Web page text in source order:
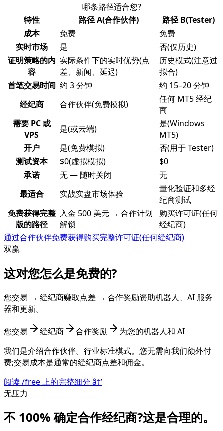
哪条路径适合您?
特性
路径 A(合作伙伴)
路径 B(Tester)
成本
免费
免费
实时市场
是
否(仅历史)
证明策略的内
容
实际条件下的实时优势(点
差、新闻、延迟)
历史模式(注意过
拟合)
首笔交易时间 约 3 分钟
约 15–20 分钟
经纪商
合作伙伴(免费模拟)
任何 MT5 经纪
商
需要 PC 或
VPS
是(或云端)
是(Windows
MT5)
开户
是(免费模拟)
否(用于 Tester)
测试资本
$0(虚拟模拟)
$0
承诺
无 — 随时关闭
无
最适合
实战实盘市场体验
量化验证和多经
纪商测试
免费获得完整
版的路径
入金 500 美元 → 合作计划
解锁
购买许可证(任何
经纪商)
通过合作伙伴免费获得购买完整许可证(任何经纪商)
双赢
这对您怎么是免费的?
您交易 → 经纪商赚取点差 → 合作奖励资助机器人、AI 服务
器和更新。
您交易 经纪商 合作奖励
为您的机器人和 AI
我们是介绍合作伙伴。行业标准模式。您无需向我们额外付
费;交易成本是通常的经纪商点差和佣金。
阅读 /free 上的完整细分 â†’
无压力
不 100% 确定合作经纪商?这是合理的。